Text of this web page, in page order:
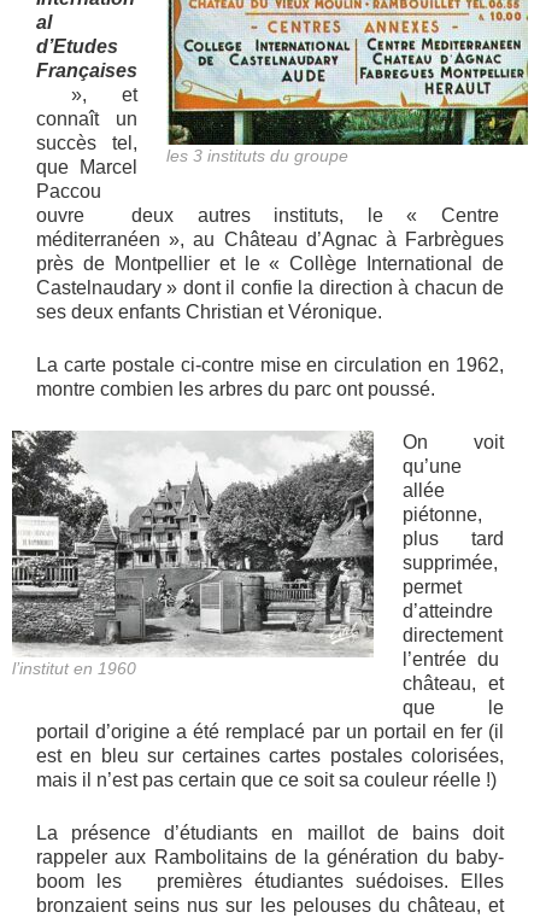
les 3 instituts du groupe
al
d’Etudes
Françaises
», et
connaît un
succès tel,
que Marcel
Paccou
ouvre deux autres instituts, le « Centre
méditerranéen », au Château d’Agnac à Farbrègues
près de Montpellier et le « Collège International de
Castelnaudary » dont il confie la direction à chacun de
ses deux enfants Christian et Véronique.
La carte postale ci-contre mise en circulation en 1962,
montre combien les arbres du parc ont poussé.
l’institut en 1960
On voit
qu’une
allée
piétonne,
plus tard
supprimée,
permet
d’atteindre
directement
l’entrée du
château, et
que le
portail d’origine a été remplacé par un portail en fer (il
est en bleu sur certaines cartes postales colorisées,
mais il n’est pas certain que ce soit sa couleur réelle !)
La présence d’étudiants en maillot de bains doit
rappeler aux Rambolitains de la génération du baby-
boom les premières étudiantes suédoises. Elles
bronzaient seins nus sur les pelouses du château, et